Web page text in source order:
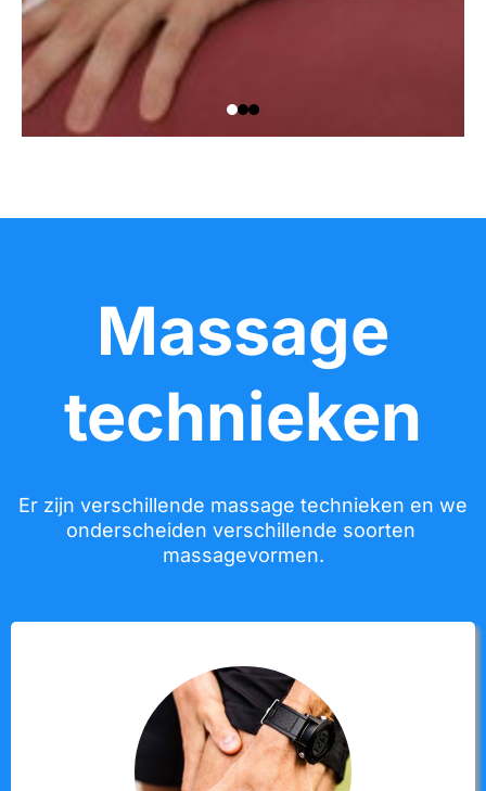
Massage
technieken
Er zijn verschillende massage technieken en we
onderscheiden verschillende soorten
massagevormen.